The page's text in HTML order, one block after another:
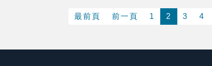
最前頁 前一頁 1 2 3 4